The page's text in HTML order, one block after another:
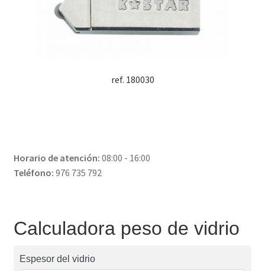
ref. 180030
Horario de atención: 08:00 - 16:00
Teléfono: 976 735 792
Calculadora peso de vidrio
Espesor del vidrio